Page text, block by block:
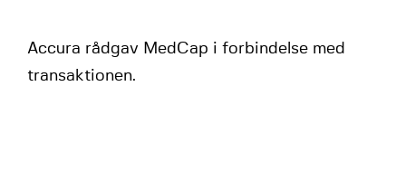
Accura rådgav MedCap i forbindelse med
transaktionen.